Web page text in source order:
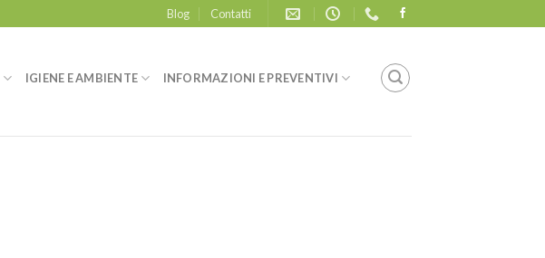
Blog Contatti
IGIENE E AMBIENTE INFORMAZIONI E PREVENTIVI